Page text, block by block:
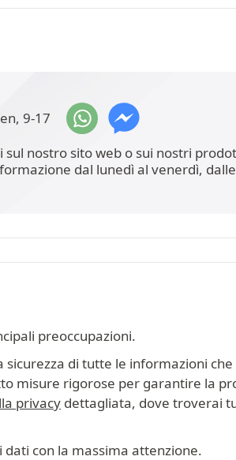
9-17
nostro sito web o sui nostri
dal lunedì al venerdì,
preoccupazioni.
di tutte le informazioni che
misure rigorose per garantire la
privacy dettagliata, dove troverai
con la massima attenzione.